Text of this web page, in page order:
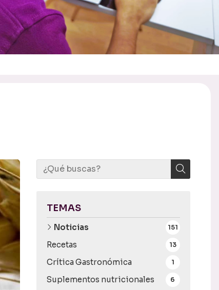
TEMAS
Noticias 151
Recetas 13
Crítica Gastronómica 1
Suplementos nutricionales 6